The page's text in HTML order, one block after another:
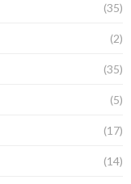
(35)
(2)
(35)
(5)
(17)
(14)